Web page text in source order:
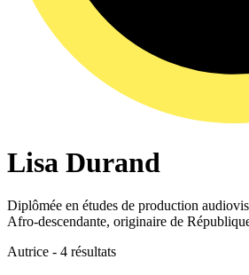
Lisa Durand
Diplômée en études de production
Afro-descendante, originaire de
Autrice - 4 résultats